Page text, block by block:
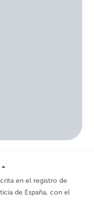
en el registro de
de España, con el